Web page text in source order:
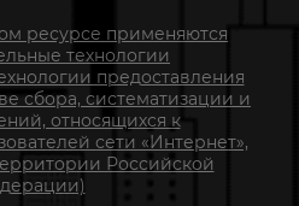
ресурсе применяются
технологии
предоставления
сбора, систематизации и
относящихся к
сети «Интернет»,
Российской